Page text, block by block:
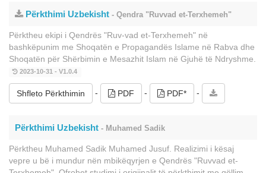
Përkthimi Uzbekisht - Qendra "Ruvvad et-Terxhemeh"
Përktheu ekipi i Qendrës "Ruv-vad et-Terxhemeh" në
bashkëpunim me Shoqatën e Propagandës Islame në Rabva dhe
Shoqatën për Shërbimin e Mesazhit Islam në Gjuhë të Ndryshme.
2023-10-31 - V1.0.4
Shfleto Përkthimin - PDF - PDF* -
Përkthimi Uzbekisht - Muhamed Sadik
Përktheu Muhamed Sadik Muhamed Jusuf. Realizimi i kësaj
vepre u bë i mundur nën mbikëqyrjen e Qendrës "Ruvvad et-